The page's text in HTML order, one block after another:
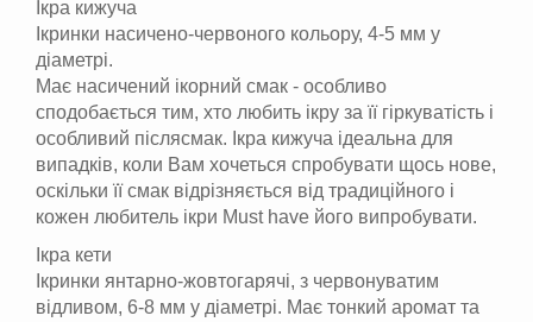
Ікра кижуча
Ікринки насичено-червоного кольору, 4-5 мм у
діаметрі.
Має насичений ікорний смак - особливо
сподобається тим, хто любить ікру за її гіркуватість і
особливий післясмак. Ікра кижуча ідеальна для
випадків, коли Вам хочеться спробувати щось нове,
оскільки її смак відрізняється від традиційного і
кожен любитель ікри Must have його випробувати.
Ікра кети
Ікринки янтарно-жовтогарячі, з червонуватим
відливом, 6-8 мм у діаметрі. Має тонкий аромат та